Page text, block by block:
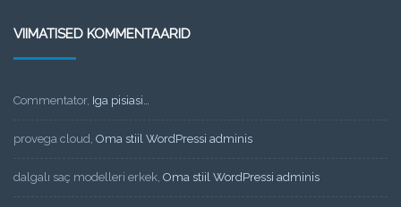
VIIMATISED KOMMENTAARID
Commentator, Iga pisiasi…
provega cloud Oma stiil WordPressi adminis
dalgalı saç modelleri erkek Oma stiil WordPressi adminis